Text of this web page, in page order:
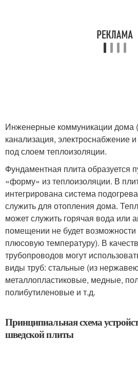
Инженерные коммуникации дома
канализация, электроснабжение
под слоем теплоизоляции.
Фундаментная плита образуется
«форму» из теплоизоляции. В
интегрирована система
служить для отопления дома.
может служить горячая вода или
помещении не будет
плюсовую температуру). В
трубопроводов могут
виды труб: стальные (из
металлопластиковые, медные,
полибутиленовые и т.д.
Принципиальная схема
шведской плиты